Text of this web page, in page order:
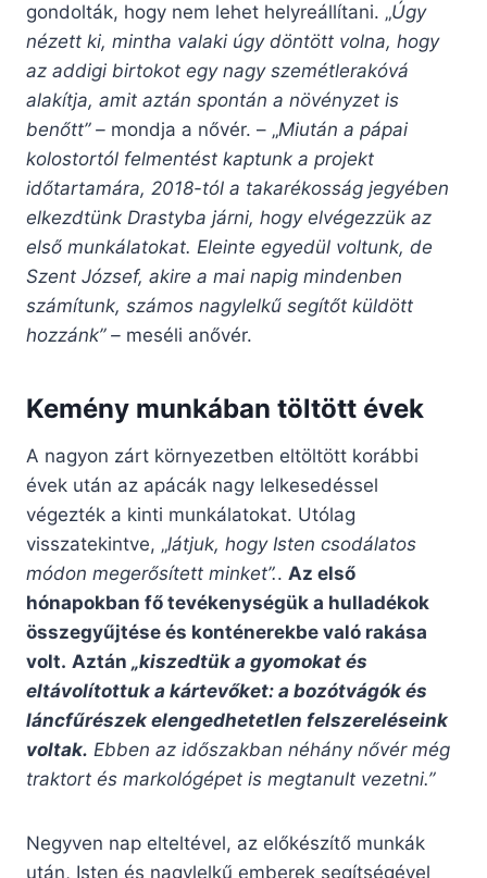
gondolták, hogy nem lehet helyreállítani. „Úgy
nézett ki, mintha valaki úgy döntött volna, hogy
az addigi birtokot egy nagy szemétlerakóvá
alakítja, amit aztán spontán a növényzet is
benőtt” – mondja a nővér. – „Miután a pápai
kolostortól felmentést kaptunk a projekt
időtartamára, 2018-tól a takarékosság jegyében
elkezdtünk Drastyba járni, hogy elvégezzük az
első munkálatokat. Eleinte egyedül voltunk, de
Szent József, akire a mai napig mindenben
számítunk, számos nagylelkű segítőt küldött
hozzánk” – meséli anővér.
Kemény munkában töltött évek
A nagyon zárt környezetben eltöltött korábbi
évek után az apácák nagy lelkesedéssel
végezték a kinti munkálatokat. Utólag
visszatekintve, „látjuk, hogy Isten csodálatos
módon megerősített minket”.. Az első
hónapokban fő tevékenységük a hulladékok
összegyűjtése és konténerekbe való rakása
volt. Aztán „kiszedtük a gyomokat és
eltávolítottuk a kártevőket: a bozótvágók és
láncfűrészek elengedhetetlen felszereléseink
voltak. Ebben az időszakban néhány nővér még
traktort és markológépet is megtanult vezetni.”
Negyven nap elteltével, az előkészítő munkák
után, Isten és nagylelkű emberek segítségével